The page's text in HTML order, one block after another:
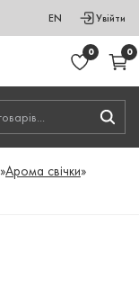
EN Увійти
0 0
»Арома свічки»